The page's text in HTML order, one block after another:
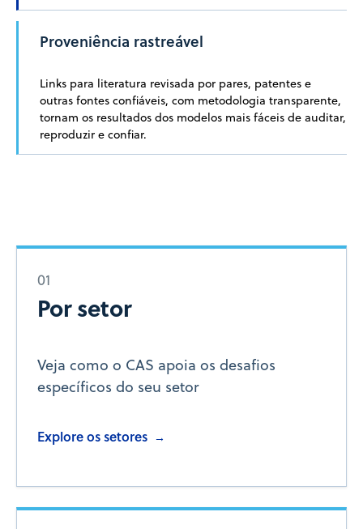
Proveniência rastreável
Links para literatura revisada por pares, patentes e
outras fontes confiáveis, com metodologia transparente,
tornam os resultados dos modelos mais fáceis de auditar,
reproduzir e confiar.
01
Por setor
Veja como o CAS apoia os desafios
específicos do seu setor
Explore os setores →